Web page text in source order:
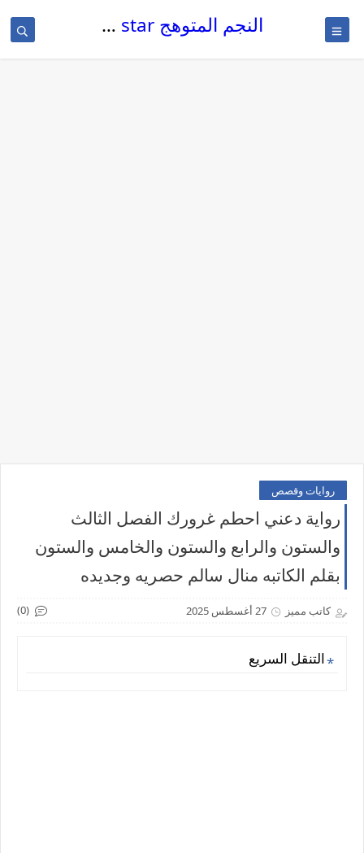
النجم المتوهج The glowing star
روايات وقصص
رواية دعني احطم غرورك الفصل الثالث
والستون والرابع والستون والخامس والستون
بقلم الكاتبه منال سالم حصريه وجديده
كاتب مميز 27 أغسطس 2025 (0)
التنقل السريع